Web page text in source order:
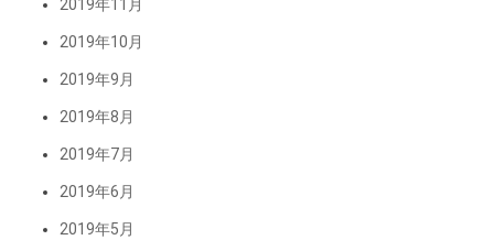
2019年11月
2019年10月
2019年9月
2019年8月
2019年7月
2019年6月
2019年5月